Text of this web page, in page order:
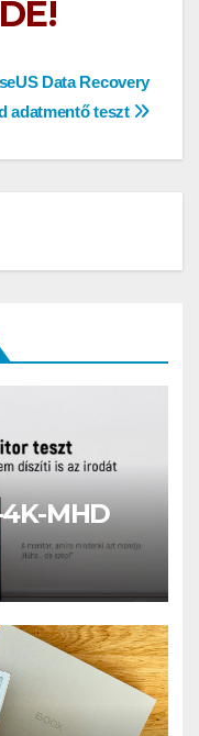
Data Recovery
adatmentő teszt
MHD